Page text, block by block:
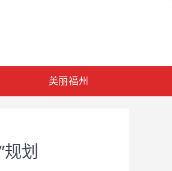
美丽福州
划